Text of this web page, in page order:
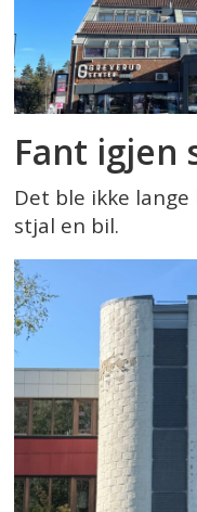
Fant igjen
Det ble ikke
stjal en bil.